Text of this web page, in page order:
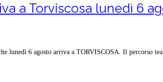
a Torviscosa lunedì 6
lunedì 6 agosto arriva a TORVISCOSA. Il percorso